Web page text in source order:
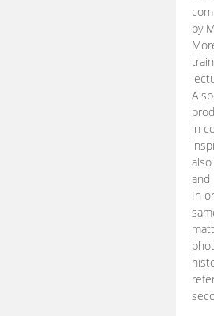
by
A
in
and
In